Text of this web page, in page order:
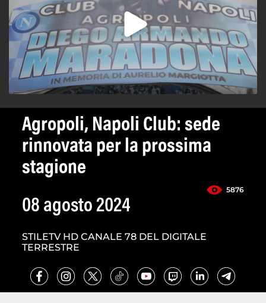
Agropoli, Napoli Club: sede
rinnovata per la prossima
stagione
5876
08 agosto 2024
STILETV HD CANALE 78 DEL DIGITALE
TERRESTRE